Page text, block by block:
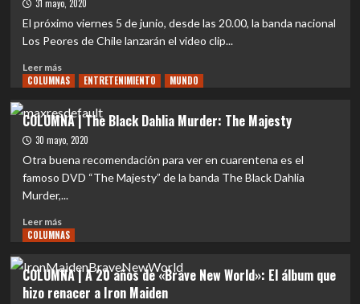
Europa
y
el
del
nuevo
disco
peligro
31 mayo, 2020
El próximo viernes 5 de junio, desde las 20.00, la banda nacional
Los Peores de Chile lanzarán el video clip...
Leer másLeer
más
NACIONAL
|
Los
Peores
de
lanzarán
videoclip
«No
COLUMNAS ENTRETENIMIENTO MUNDO
COLUMNA | The Black Dahlia Murder: The Majesty
30 mayo, 2020
Otra buena recomendación para ver en cuarentena es el
famoso DVD “The Majesty” de la banda The Black Dahlia
Murder,...
Leer másLeer
más
COLUMNA
|
The
COLUMNAS
COLUMNA | A 20 años de «Brave New World»: El álbum que
hizo renacer a Iron Maiden